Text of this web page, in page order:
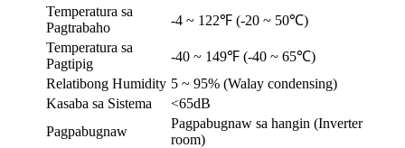
Temperatura sa
Pagtrabaho
-4 ~ 122℉ (-20 ~ 50℃)
Temperatura sa
Pagtipig
-40 ~ 149℉ (-40 ~ 65℃)
Relatibong Humidity 5 ~ 95% (Walay condensing)
Kasaba sa Sistema
<65dB
Pagpabugnaw
Pagpabugnaw sa hangin (Inverter
room)